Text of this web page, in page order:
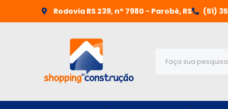
Rodovia RS 239, n° 7980 - Parobé, RS (51)